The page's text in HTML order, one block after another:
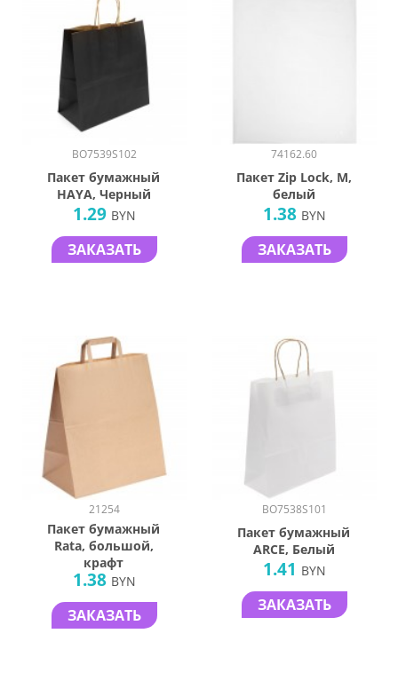
BO7539S102
Пакет бумажный
HAYA, Черный
1.29 BYN
ЗАКАЗАТЬ
74162.60
Пакет Zip Lock, M,
белый
1.38 BYN
ЗАКАЗАТЬ
21254
Пакет бумажный
Rata, большой,
крафт
1.38 BYN
ЗАКАЗАТЬ
BO7538S101
Пакет бумажный
ARCE, Белый
1.41 BYN
ЗАКАЗАТЬ